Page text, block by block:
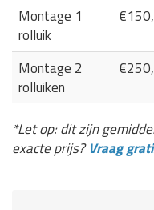
Montage 1
rolluik
Montage 2
rolluiken
*Let op: dit zijn
exacte prijs?Vraag